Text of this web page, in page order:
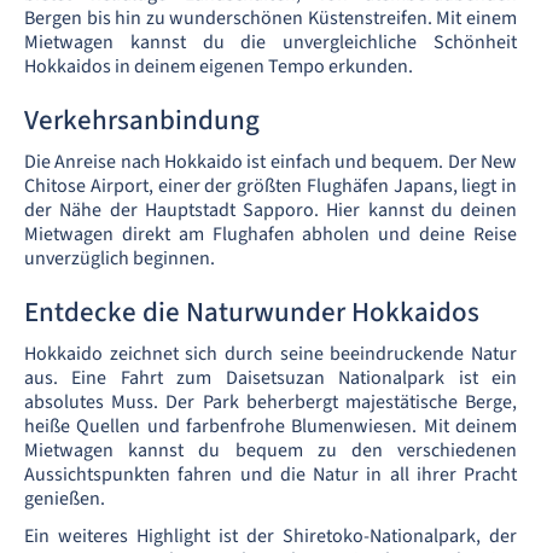
Bergen bis hin zu wunderschönen Küstenstreifen. Mit einem
Mietwagen kannst du die unvergleichliche Schönheit
Hokkaidos in deinem eigenen Tempo erkunden.
Verkehrsanbindung
Die Anreise nach Hokkaido ist einfach und bequem. Der New
Chitose Airport, einer der größten Flughäfen Japans, liegt in
der Nähe der Hauptstadt Sapporo. Hier kannst du deinen
Mietwagen direkt am Flughafen abholen und deine Reise
unverzüglich beginnen.
Entdecke die Naturwunder Hokkaidos
Hokkaido zeichnet sich durch seine beeindruckende Natur
aus. Eine Fahrt zum Daisetsuzan Nationalpark ist ein
absolutes Muss. Der Park beherbergt majestätische Berge,
heiße Quellen und farbenfrohe Blumenwiesen. Mit deinem
Mietwagen kannst du bequem zu den verschiedenen
Aussichtspunkten fahren und die Natur in all ihrer Pracht
genießen.
Ein weiteres Highlight ist der Shiretoko-Nationalpark, der